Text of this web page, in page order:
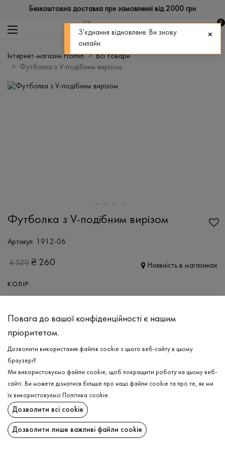
Безкоштовна доставка при замовленні від 2000 грн
0
Інтернет-магазин Promin
Всі товари
Футболка з V-подібним вирізом
Футболка з V-подібним вирізом
Артикул: 1912-06
₴520 ₴ 260 Наявність в магазинах
КОЛІР:
ДОДАТИ ДО КОШИКА
ОБЕРІТЬ РОЗМІР
Футболка з V-подібним вирізом
ДОДАТИ ДО КОШИКА
ОПИС
Повага до вашої конфіденційності є нашим
пріоритетом.
Дозволити використання файлів cookie з цього веб-сайту в цьому
браузері?
Ми використовуємо файли cookie, щоб покращити роботу на цьому веб-
сайті. Ви можете дізнатися більше про наші файли cookie та про те, як ми
їх використовуємо
Політика cookie.
Дозволити всі cookie
Дозволити лише важливі файли cookie
З'єднання відновлене. Ви знову
онлайн.